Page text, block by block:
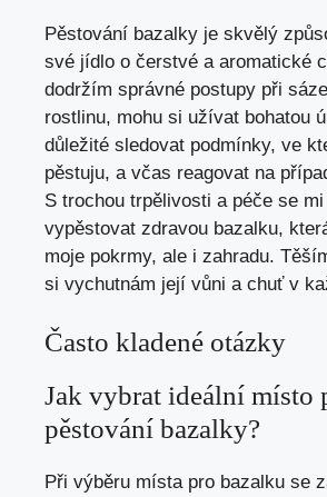
Pěstování bazalky je skvělý
své jídlo o čerstvé a aromatické
dodržím správné postupy při
rostlinu, mohu si užívat bohatou
důležité sledovat podmínky, ve
pěstuju, a včas reagovat na
S trochou trpělivosti a péče se
vypěstovat zdravou bazalku,
moje pokrmy, ale i zahradu.
si vychutnám její vůni a chuť v
Často kladené otázky
Jak vybrat ideální místo
pěstování bazalky?
Při výběru místa pro bazalku se